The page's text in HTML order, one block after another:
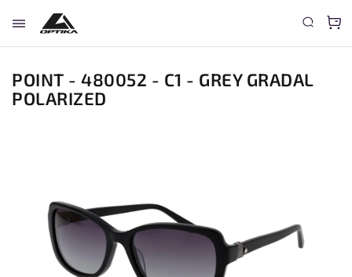
POINT - 480052 - C1 - GREY GRADAL
POLARIZED